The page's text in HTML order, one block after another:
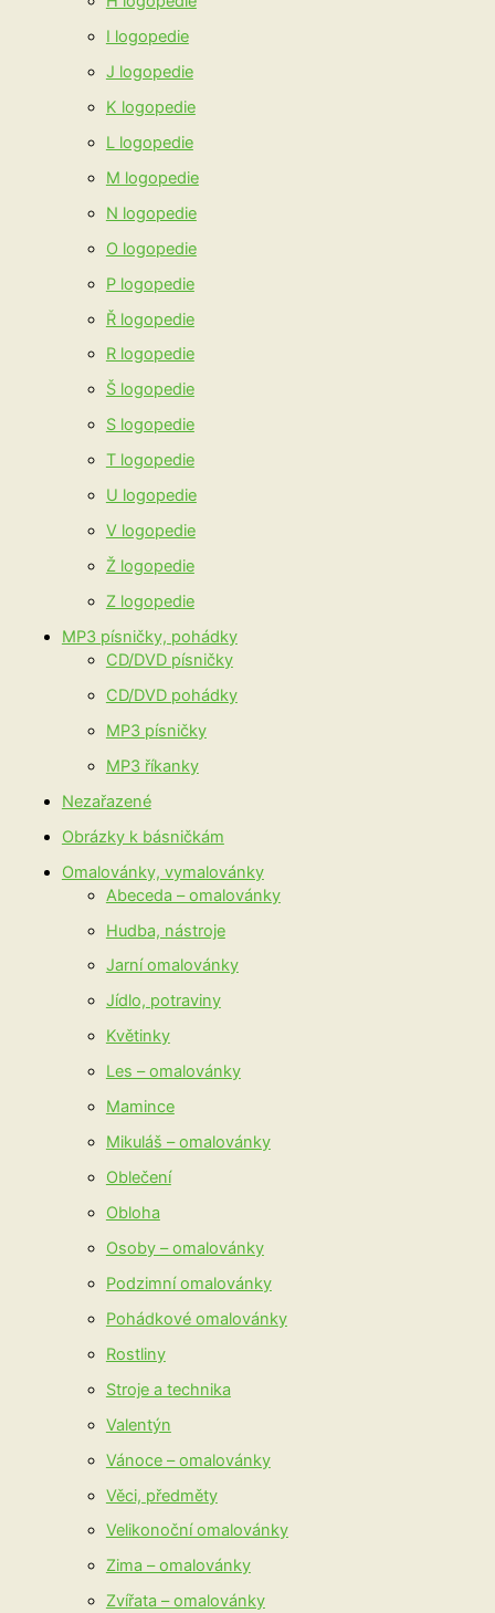
I logopedie
J logopedie
K logopedie
L logopedie
M logopedie
N logopedie
O logopedie
P logopedie
Ř logopedie
R logopedie
Š logopedie
S logopedie
T logopedie
U logopedie
V logopedie
Ž logopedie
Z logopedie
MP3 písničky, pohádky
CD/DVD písničky
CD/DVD pohádky
MP3 písničky
MP3 říkanky
Nezařazené
Obrázky k básničkám
Omalovánky, vymalovánky
Abeceda – omalovánky
Hudba, nástroje
Jarní omalovánky
Jídlo, potraviny
Květinky
Les – omalovánky
Mamince
Mikuláš – omalovánky
Oblečení
Obloha
Osoby – omalovánky
Podzimní omalovánky
Pohádkové omalovánky
Rostliny
Stroje a technika
Valentýn
Vánoce – omalovánky
Věci, předměty
Velikonoční omalovánky
Zima – omalovánky
Zvířata – omalovánky